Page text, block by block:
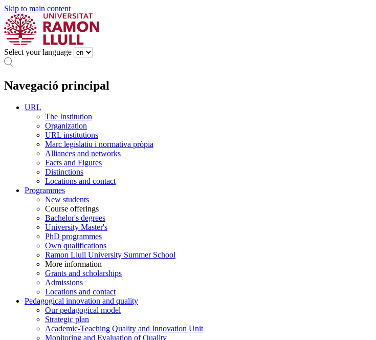
Skip to main content
Select your language
Navegació principal
URL
The Institution
Organization
URL institutions
Marc legislatiu i normativa pròpia
Alliances and networks
Facts and Figures
Distinctions
Locations and contact
Programmes
New students
Course offerings
Bachelor's degrees
University Master's
PhD programmes
Own qualifications
Ramon Llull University Summer School
More information
Grants and scholarships
Admissions
Locations and contact
Pedagogical innovation and quality
Our pedagogical model
Strategic plan
Academic-Teaching Quality and Innovation Unit
Monitoring and Evaluation of Quality